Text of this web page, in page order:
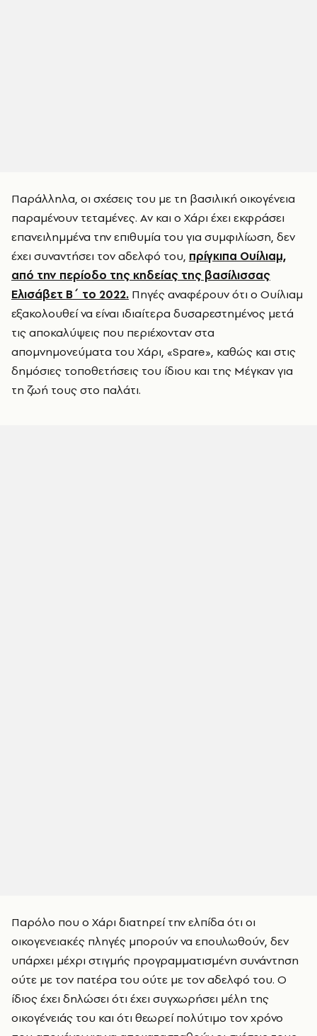
Παράλληλα, οι σχέσεις του με τη βασιλική οικογένεια
παραμένουν τεταμένες. Αν και ο Χάρι έχει εκφράσει
επανειλημμένα την επιθυμία του για συμφιλίωση, δεν
έχει συναντήσει τον αδελφό του, πρίγκιπα Ουίλιαμ,
από την περίοδο της κηδείας της βασίλισσας
Ελισάβετ Β΄ το 2022. Πηγές αναφέρουν ότι ο Ουίλιαμ
εξακολουθεί να είναι ιδιαίτερα δυσαρεστημένος μετά
τις αποκαλύψεις που περιέχονταν στα
απομνημονεύματα του Χάρι, «Spare», καθώς και στις
δημόσιες τοποθετήσεις του ίδιου και της Μέγκαν για
τη ζωή τους στο παλάτι.
Παρόλο που ο Χάρι διατηρεί την ελπίδα ότι οι
οικογενειακές πληγές μπορούν να επουλωθούν, δεν
υπάρχει μέχρι στιγμής προγραμματισμένη συνάντηση
ούτε με τον πατέρα του ούτε με τον αδελφό του. Ο
ίδιος έχει δηλώσει ότι έχει συγχωρήσει μέλη της
οικογένειάς του και ότι θεωρεί πολύτιμο τον χρόνο